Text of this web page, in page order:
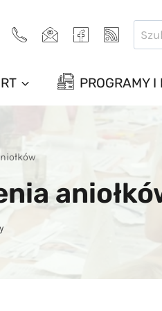
PROGRAMY I